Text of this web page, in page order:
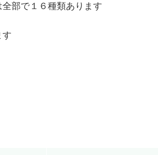
部で１６種類あります
す